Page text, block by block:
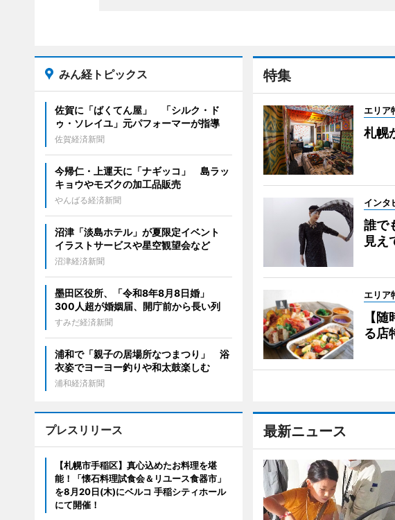
特集
エリア
札幌
インタ
誰で
見え
エリア
【
る店
最新ニュース
みん経トピックス
佐賀に「ばくてん屋」 「シルク・ド
ゥ・ソレイユ」元パフォーマーが指導
佐賀経済新聞
今帰仁・上運天に「ナギッコ」 島ラッ
キョウやモズクの加工品販売
やんばる経済新聞
沼津「淡島ホテル」が夏限定イベント
イラストサービスや星空観望会など
沼津経済新聞
墨田区役所、「令和8年8月8日婚」
300人超が婚姻届、開庁前から長い列
すみだ経済新聞
浦和で「親子の居場所なつまつり」 浴
衣姿でヨーヨー釣りや和太鼓楽しむ
浦和経済新聞
プレスリリース
【札幌市手稲区】真心込めたお料理を堪
能！「懐石料理試食会＆リユース食器市」
を8月20日(木)にベルコ 手稲シティホール
にて開催！